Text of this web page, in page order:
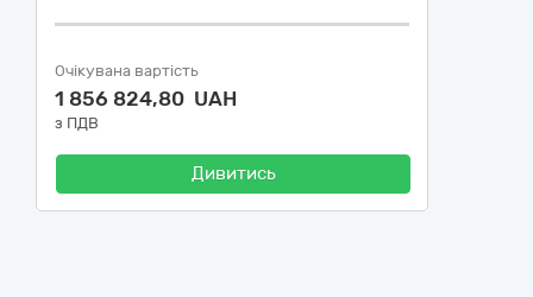
Очікувана вартість
1 856 824,80 UAH
з ПДВ
Дивитись